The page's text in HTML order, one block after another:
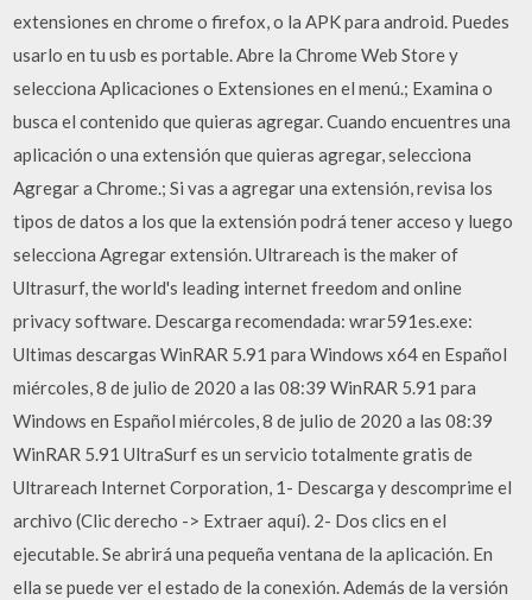
extensiones en chrome o firefox, o la APK para android. Puedes
usarlo en tu usb es portable. Abre la Chrome Web Store y
selecciona Aplicaciones o Extensiones en el menú.; Examina o
busca el contenido que quieras agregar. Cuando encuentres una
aplicación o una extensión que quieras agregar, selecciona
Agregar a Chrome.; Si vas a agregar una extensión, revisa los
tipos de datos a los que la extensión podrá tener acceso y luego
selecciona Agregar extensión. Ultrareach is the maker of
Ultrasurf, the world's leading internet freedom and online
privacy software. Descarga recomendada: wrar591es.exe:
Ultimas descargas WinRAR 5.91 para Windows x64 en Español
miércoles, 8 de julio de 2020 a las 08:39 WinRAR 5.91 para
Windows en Español miércoles, 8 de julio de 2020 a las 08:39
WinRAR 5.91 UltraSurf es un servicio totalmente gratis de
Ultrareach Internet Corporation, 1- Descarga y descomprime el
archivo (Clic derecho -> Extraer aquí). 2- Dos clics en el
ejecutable. Se abrirá una pequeña ventana de la aplicación. En
ella se puede ver el estado de la conexión. Además de la versión